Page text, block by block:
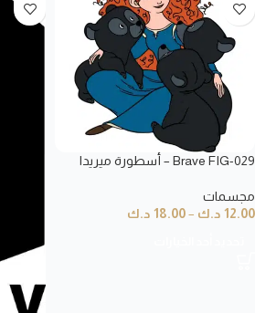
Brave FIG-029 – أسطورة ميريدا
مجسمات
12.00 د.ك –
18.00 د.ك